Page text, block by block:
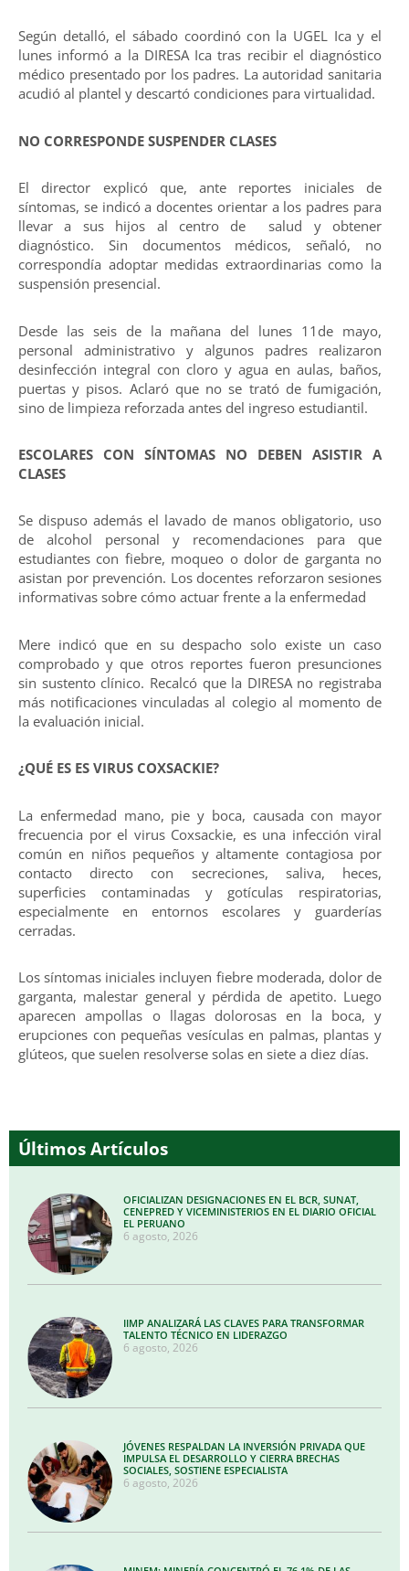
Según detalló, el sábado coordinó con la UGEL Ica y el
lunes informó a la DIRESA Ica tras recibir el diagnóstico
médico presentado por los padres. La autoridad sanitaria
acudió al plantel y descartó condiciones para virtualidad.
NO CORRESPONDE SUSPENDER CLASES
El director explicó que, ante reportes iniciales de
síntomas, se indicó a docentes orientar a los padres para
llevar a sus hijos al centro de salud y obtener
diagnóstico. Sin documentos médicos, señaló, no
correspondía adoptar medidas extraordinarias como la
suspensión presencial.
Desde las seis de la mañana del lunes 11de mayo,
personal administrativo y algunos padres realizaron
desinfección integral con cloro y agua en aulas, baños,
puertas y pisos. Aclaró que no se trató de fumigación,
sino de limpieza reforzada antes del ingreso estudiantil.
ESCOLARES CON SÍNTOMAS NO DEBEN ASISTIR A
CLASES
Se dispuso además el lavado de manos obligatorio, uso
de alcohol personal y recomendaciones para que
estudiantes con fiebre, moqueo o dolor de garganta no
asistan por prevención. Los docentes reforzaron sesiones
informativas sobre cómo actuar frente a la enfermedad
Mere indicó que en su despacho solo existe un caso
comprobado y que otros reportes fueron presunciones
sin sustento clínico. Recalcó que la DIRESA no registraba
más notificaciones vinculadas al colegio al momento de
la evaluación inicial.
¿QUÉ ES ES VIRUS COXSACKIE?
La enfermedad mano, pie y boca, causada con mayor
frecuencia por el virus Coxsackie, es una infección viral
común en niños pequeños y altamente contagiosa por
contacto directo con secreciones, saliva, heces,
superficies contaminadas y gotículas respiratorias,
especialmente en entornos escolares y guarderías
cerradas.
Los síntomas iniciales incluyen fiebre moderada, dolor de
garganta, malestar general y pérdida de apetito. Luego
aparecen ampollas o llagas dolorosas en la boca, y
erupciones con pequeñas vesículas en palmas, plantas y
glúteos, que suelen resolverse solas en siete a diez días.
Últimos Artículos
OFICIALIZAN DESIGNACIONES EN EL BCR, SUNAT,
CENEPRED Y VICEMINISTERIOS EN EL DIARIO OFICIAL
EL PERUANO
6 agosto, 2026
IIMP ANALIZARÁ LAS CLAVES PARA TRANSFORMAR
TALENTO TÉCNICO EN LIDERAZGO
6 agosto, 2026
JÓVENES RESPALDAN LA INVERSIÓN PRIVADA QUE
IMPULSA EL DESARROLLO Y CIERRA BRECHAS
SOCIALES, SOSTIENE ESPECIALISTA
6 agosto, 2026